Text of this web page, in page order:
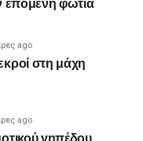
ago
στη μάχη
ago
γηπέδου